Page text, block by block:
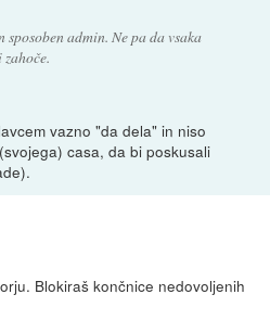
sposoben admin. Ne pa da vsaka
vazno "da dela" in niso
casa, da bi poskusali
Blokiraš končnice nedovoljenih